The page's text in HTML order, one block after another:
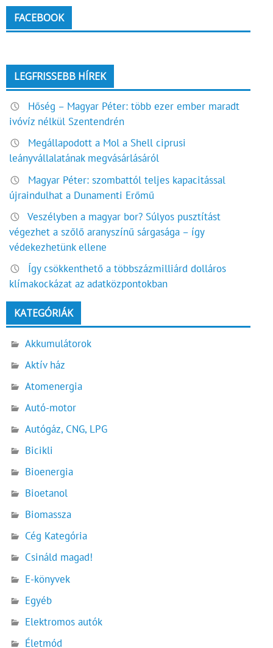
FACEBOOK
LEGFRISSEBB HÍREK
Hőség – Magyar Péter: több ezer ember maradt
ivóvíz nélkül Szentendrén
Megállapodott a Mol a Shell ciprusi
leányvállalatának megvásárlásáról
Magyar Péter: szombattól teljes kapacitással
újraindulhat a Dunamenti Erőmű
Veszélyben a magyar bor? Súlyos pusztítást
végezhet a szőlő aranyszínű sárgasága – így
védekezhetünk ellene
Így csökkenthető a többszázmilliárd dolláros
klímakockázat az adatközpontokban
KATEGÓRIÁK
Akkumulátorok
Aktív ház
Atomenergia
Autó-motor
Autógáz, CNG, LPG
Bicikli
Bioenergia
Bioetanol
Biomassza
Cég Kategória
Csináld magad!
E-könyvek
Egyéb
Elektromos autók
Életmód